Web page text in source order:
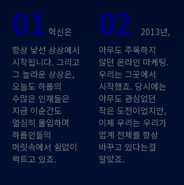
01 혁신은
항상 낯선 상상에서
시작됩니다. 그리고
그 놀라운 상상은,
오늘도 하룹의
수많은 인재들은
지금 이순간도
열심히 몰입하며
하룹인들의
머릿속에서 쉼없이
싹트고 있죠.
02
2013년,
아무도 주목하지
않던 온라인 마케팅.
우리는 그곳에서
시작했죠. 당시에는
아무도 관심없던
작은 도전이었지만,
이제 우리는 우리가
업계 전체를 항상
바꾸고 있다는걸
알았죠.